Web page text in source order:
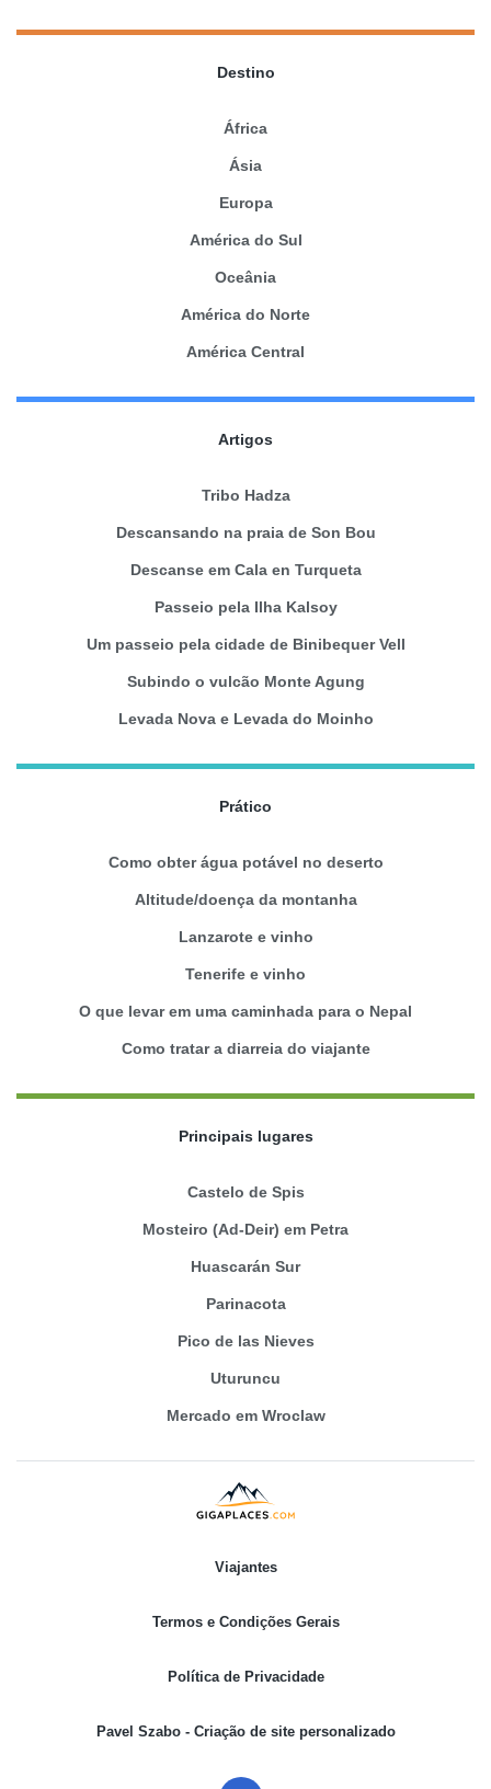
Destino
África
Ásia
Europa
América do Sul
Oceânia
América do Norte
América Central
Artigos
Tribo Hadza
Descansando na praia de Son Bou
Descanse em Cala en Turqueta
Passeio pela Ilha Kalsoy
Um passeio pela cidade de Binibequer Vell
Subindo o vulcão Monte Agung
Levada Nova e Levada do Moinho
Prático
Como obter água potável no deserto
Altitude/doença da montanha
Lanzarote e vinho
Tenerife e vinho
O que levar em uma caminhada para o Nepal
Como tratar a diarreia do viajante
Principais lugares
Castelo de Spis
Mosteiro (Ad-Deir) em Petra
Huascarán Sur
Parinacota
Pico de las Nieves
Uturuncu
Mercado em Wroclaw
Viajantes
Termos e Condições Gerais
Política de Privacidade
Pavel Szabo - Criação de site personalizado